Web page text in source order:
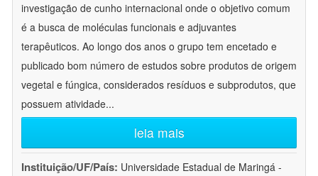
investigação de cunho internacional onde o objetivo comum
é a busca de moléculas funcionais e adjuvantes
terapêuticos. Ao longo dos anos o grupo tem encetado e
publicado bom número de estudos sobre produtos de origem
vegetal e fúngica, considerados resíduos e subprodutos, que
possuem atividade...
leia mais
Instituição/UF/País: Universidade Estadual de Maringá -